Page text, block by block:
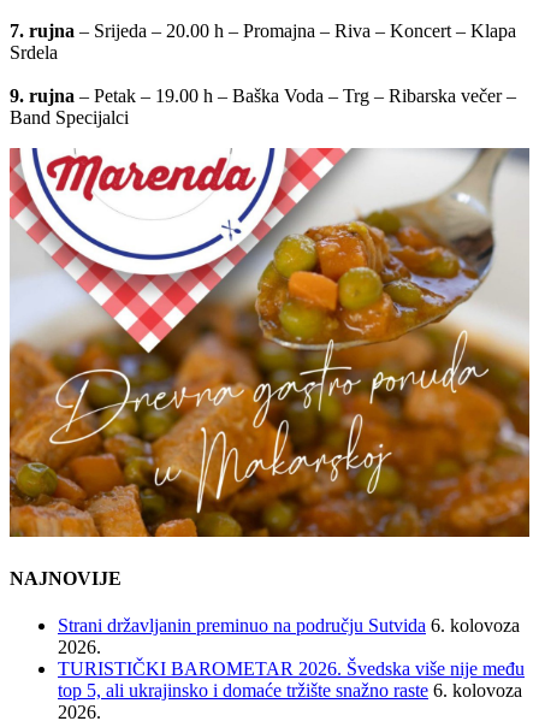
7. rujna – Srijeda – 20.00 h – Promajna – Riva – Koncert – Klapa
Srdela
9. rujna – Petak – 19.00 h – Baška Voda – Trg – Ribarska večer –
Band Specijalci
NAJNOVIJE
Strani državljanin preminuo na području Sutvida 6. kolovoza
2026.
TURISTIČKI BAROMETAR 2026. Švedska više nije među
top 5, ali ukrajinsko i domaće tržište snažno raste 6. kolovoza
2026.